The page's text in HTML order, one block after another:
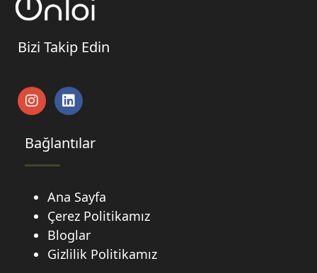
Bizi Takip Edin
Bağlantılar
Ana Sayfa
Çerez Politikamız
Bloglar
Gizlilik Politikamız